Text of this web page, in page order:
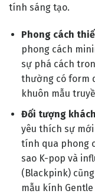
tính sáng tạo.
Phong cách
phong cách
sự phá cách
thường có form
khuôn mẫu
Đối tượng
yêu thích sự
tính qua phong
sao K-pop và
(Blackpink)
mẫu kính